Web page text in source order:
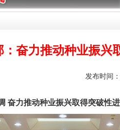
：奋力推动种业振兴
发布时间
力推动种业振兴取得突破性进